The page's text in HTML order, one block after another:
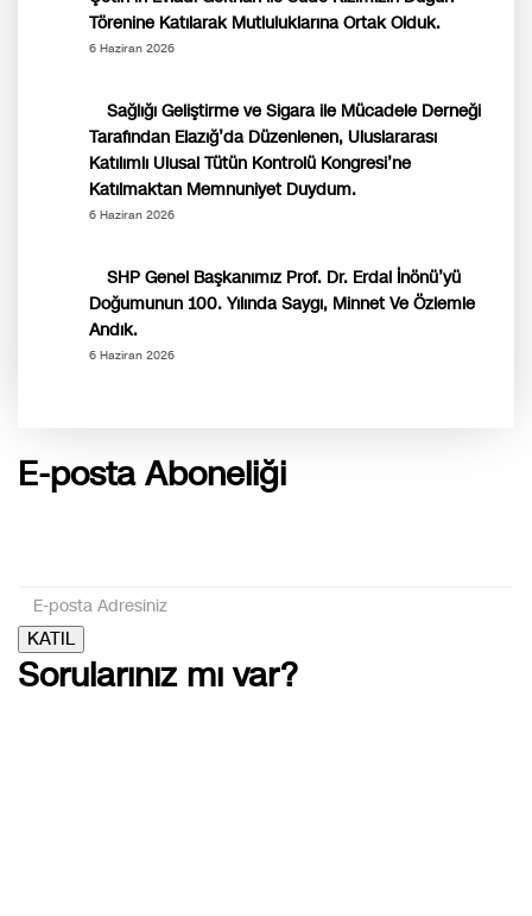
Törenine Katılarak Mutluluklarına Ortak Olduk.
6 Haziran 2026
Sağlığı Geliştirme ve Sigara ile Mücadele Derneği
Tarafından Elazığ’da Düzenlenen, Uluslararası
Katılımlı Ulusal Tütün Kontrolü Kongresi’ne
Katılmaktan Memnuniyet Duydum.
6 Haziran 2026
SHP Genel Başkanımız Prof. Dr. Erdal İnönü’yü
Doğumunun 100. Yılında Saygı, Minnet Ve Özlemle
Andık.
6 Haziran 2026
E-posta Aboneliği
KATIL
Sorularınız mı var?